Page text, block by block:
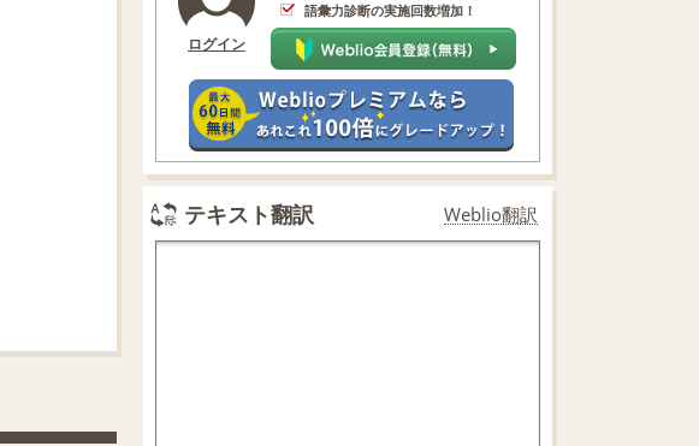
ログイン
語彙力診断の実施回数増加！
テキスト翻訳 Weblio翻訳